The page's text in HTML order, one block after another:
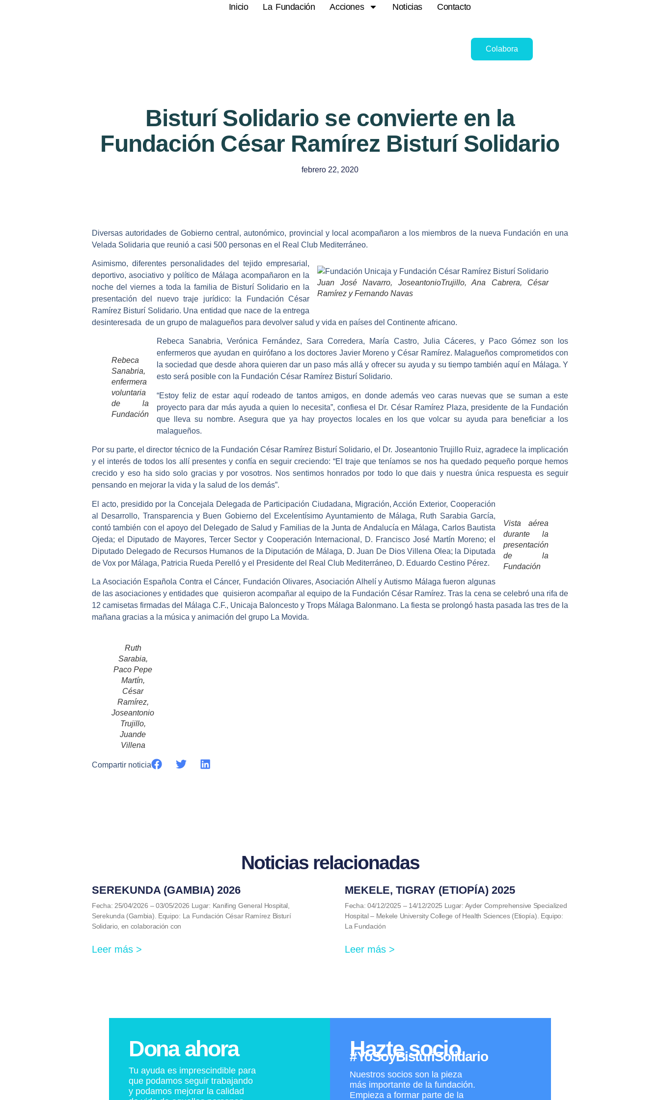
Colabora
Inicio La Fundación Acciones Noticias Contacto
Bisturí Solidario se convierte en la
Fundación César Ramírez Bisturí Solidario
febrero 22, 2020
Diversas autoridades de Gobierno central, autonómico, provincial y local acompañaron a los miembros de la nueva Fundación en una
Velada Solidaria que reunió a casi 500 personas en el Real Club Mediterráneo.
Juan José Navarro, JoseantonioTrujillo, Ana Cabrera, César
Ramírez y Fernando Navas
Asimismo, diferentes personalidades del tejido empresarial,
deportivo, asociativo y político de Málaga acompañaron en la
noche del viernes a toda la familia de Bisturí Solidario en la
presentación del nuevo traje jurídico: la Fundación César
Ramírez Bisturí Solidario. Una entidad que nace de la entrega
desinteresada de un grupo de malagueños para devolver salud y vida en países del Continente africano.
Rebeca
Sanabria,
enfermera
voluntaria
de la
Fundación
Rebeca Sanabria, Verónica Fernández, Sara Corredera, María Castro, Julia Cáceres, y Paco Gómez son los
enfermeros que ayudan en quirófano a los doctores Javier Moreno y César Ramírez. Malagueños comprometidos con
la sociedad que desde ahora quieren dar un paso más allá y ofrecer su ayuda y su tiempo también aquí en Málaga. Y
esto será posible con la Fundación César Ramírez Bisturí Solidario.
“Estoy feliz de estar aquí rodeado de tantos amigos, en donde además veo caras nuevas que se suman a este
proyecto para dar más ayuda a quien lo necesita”, confiesa el Dr. César Ramírez Plaza, presidente de la Fundación
que lleva su nombre. Asegura que ya hay proyectos locales en los que volcar su ayuda para beneficiar a los
malagueños.
Por su parte, el director técnico de la Fundación César Ramírez Bisturí Solidario, el Dr. Joseantonio Trujillo Ruiz, agradece la implicación
y el interés de todos los allí presentes y confía en seguir creciendo: “El traje que teníamos se nos ha quedado pequeño porque hemos
crecido y eso ha sido solo gracias y por vosotros. Nos sentimos honrados por todo lo que dais y nuestra única respuesta es seguir
pensando en mejorar la vida y la salud de los demás”.
Vista aérea
durante la
presentación
de la
Fundación
El acto, presidido por la Concejala Delegada de Participación Ciudadana, Migración, Acción Exterior, Cooperación
al Desarrollo, Transparencia y Buen Gobierno del Excelentísimo Ayuntamiento de Málaga, Ruth Sarabia García,
contó también con el apoyo del Delegado de Salud y Familias de la Junta de Andalucía en Málaga, Carlos Bautista
Ojeda; el Diputado de Mayores, Tercer Sector y Cooperación Internacional, D. Francisco José Martín Moreno; el
Diputado Delegado de Recursos Humanos de la Diputación de Málaga, D. Juan De Dios Villena Olea; la Diputada
de Vox por Málaga, Patricia Rueda Perelló y el Presidente del Real Club Mediterráneo, D. Eduardo Cestino Pérez.
La Asociación Española Contra el Cáncer, Fundación Olivares, Asociación Alhelí y Autismo Málaga fueron algunas
de las asociaciones y entidades que quisieron acompañar al equipo de la Fundación César Ramírez. Tras la cena se celebró una rifa de
12 camisetas firmadas del Málaga C.F., Unicaja Baloncesto y Trops Málaga Balonmano. La fiesta se prolongó hasta pasada las tres de la
mañana gracias a la música y animación del grupo La Movida.
Ruth
Sarabia,
Paco Pepe
Martín,
César
Ramírez,
Joseantonio
Trujillo,
Juande
Villena
Compartir noticia
Noticias relacionadas
SEREKUNDA (GAMBIA) 2026
Fecha: 25/04/2026 – 03/05/2026 Lugar: Kanifing General Hospital,
Serekunda (Gambia). Equipo: La Fundación César Ramírez Bisturí
Solidario, en colaboración con
Leer más >
MEKELE, TIGRAY (ETIOPÍA) 2025
Fecha: 04/12/2025 – 14/12/2025 Lugar: Ayder Comprehensive Specialized
Hospital – Mekele University College of Health Sciences (Etiopía). Equipo:
La Fundación
Leer más >
Dona ahora
Tu ayuda es imprescindible para
que podamos seguir trabajando
y podamos mejorar la calidad
Hazte socio
#YoSoyBisturíSolidario
Nuestros socios son la pieza
más importante de la fundación.
Empieza a formar parte de la